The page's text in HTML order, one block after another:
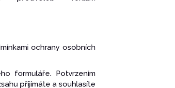
ochrany osobních
formuláře. Potvrzením
přijímáte a souhlasíte